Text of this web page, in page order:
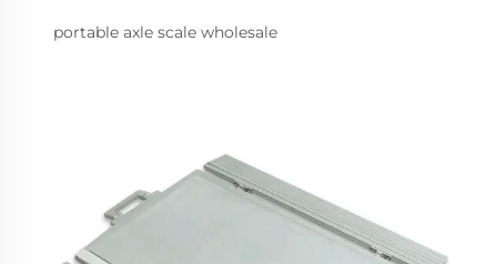
portable axle scale wholesale